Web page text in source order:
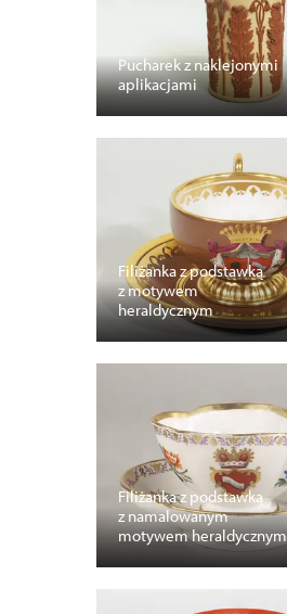
Pucharek z naklejonymi
aplikacjami
Filiżanka z podstawką
z motywem
heraldycznym
Filiżanka z podstawką
z namalowanym
motywem heraldycznym